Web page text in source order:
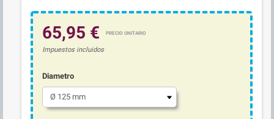
65,95 €
Impuestos incluidos
Diametro